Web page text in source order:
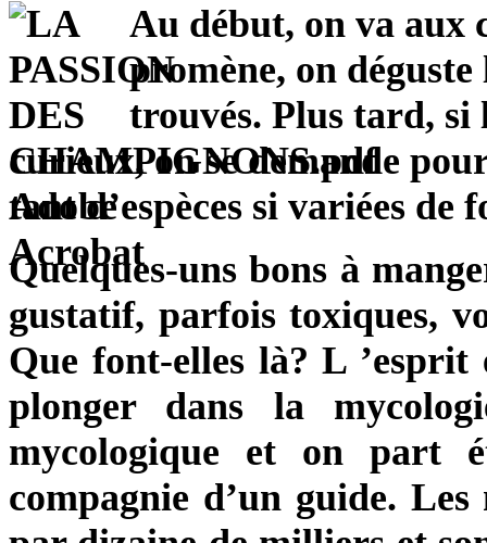
Au début, on va aux
promène, on déguste
trouvés. Plus tard, si
curieux, on se demande
tant d’espèces si variées
Quelques-uns bons à
gustatif, parfois toxiques,
Que font-elles là? L
plonger dans la
mycologique et on part
compagnie d’un guide.